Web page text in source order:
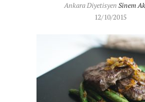
Ankara Diyetisyen Sinem
12/10/2015